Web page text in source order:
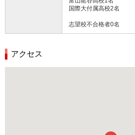
国際大付属高校2名
志望校不合格者0名
アクセス